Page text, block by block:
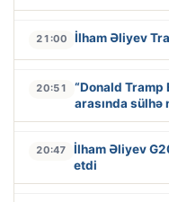
21:00 İlham Əliyev
20:51
“Donald
arasında sülhə
20:47
İlham Əliyev
etdi